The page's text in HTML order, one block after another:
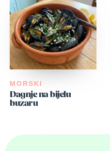
MORSKI
Dagnje na bijelu
buzaru